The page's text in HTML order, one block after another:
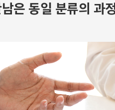
은 동일 분류의 과